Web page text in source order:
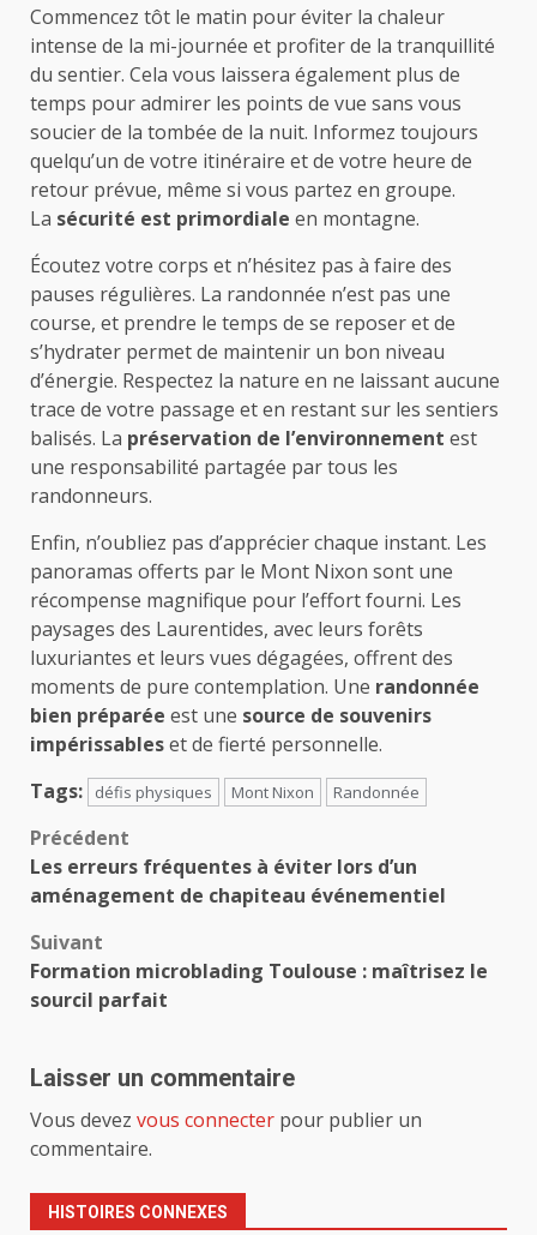
Commencez tôt le matin pour éviter la chaleur
intense de la mi-journée et profiter de la tranquillité
du sentier. Cela vous laissera également plus de
temps pour admirer les points de vue sans vous
soucier de la tombée de la nuit. Informez toujours
quelqu’un de votre itinéraire et de votre heure de
retour prévue, même si vous partez en groupe.
La sécurité est primordiale en montagne.
Écoutez votre corps et n’hésitez pas à faire des
pauses régulières. La randonnée n’est pas une
course, et prendre le temps de se reposer et de
s’hydrater permet de maintenir un bon niveau
d’énergie. Respectez la nature en ne laissant aucune
trace de votre passage et en restant sur les sentiers
balisés. La préservation de l’environnement est
une responsabilité partagée par tous les
randonneurs.
Enfin, n’oubliez pas d’apprécier chaque instant. Les
panoramas offerts par le Mont Nixon sont une
récompense magnifique pour l’effort fourni. Les
paysages des Laurentides, avec leurs forêts
luxuriantes et leurs vues dégagées, offrent des
moments de pure contemplation. Une randonnée
bien préparée est une source de souvenirs
impérissableset de fierté personnelle.
Tags:
défis physiques Mont Nixon Randonnée
Navigation
d’article
Précédent
Les erreurs fréquentes à éviter lors d’un
aménagement de chapiteau événementiel
Suivant
Formation microblading Toulouse : maîtrisez le
sourcil parfait
Laisser un commentaire
Vous devez vous connecter pour publier un
commentaire.
HISTOIRES CONNEXES